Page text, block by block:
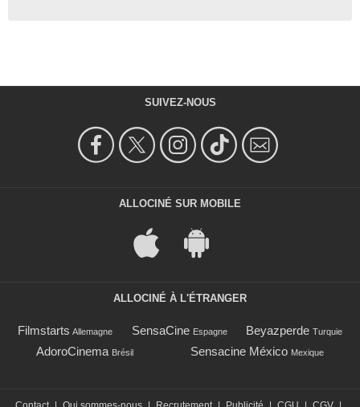
SUIVEZ-NOUS
ALLOCINÉ SUR MOBILE
ALLOCINÉ À L'ÉTRANGER
Filmstarts Allemagne SensaCine Espagne Beyazperde Turquie
AdoroCinema Brésil Sensacine México Mexique